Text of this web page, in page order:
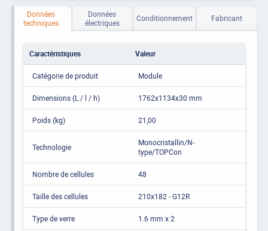
Données
techniques
Données
électriques
Conditionnement Fabricant
Caractéristiques Valeur
Catégorie de produit Module
Dimensions (L / l / h) 1762x1134x30 mm
Poids (kg) 21,00
Technologie
Monocristallin/N-
type/TOPCon
Nombre de cellules 48
Taille des cellules 210x182 - G12R
Type de verre 1.6 mm x 2